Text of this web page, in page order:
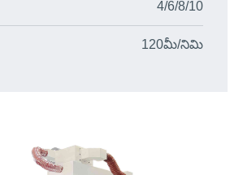
4/6/8/10
120మీ/నిమి